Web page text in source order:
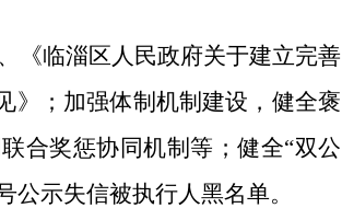
《临淄区人民政府关于建立完善
》；加强体制机制建设，健全褒
合奖惩协同机制等；健全“双公
示失信被执行人黑名单。